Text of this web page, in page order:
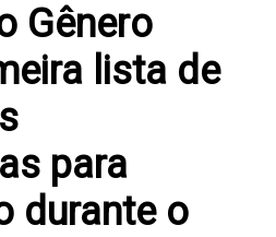
Gênero
lista de
para
durante o